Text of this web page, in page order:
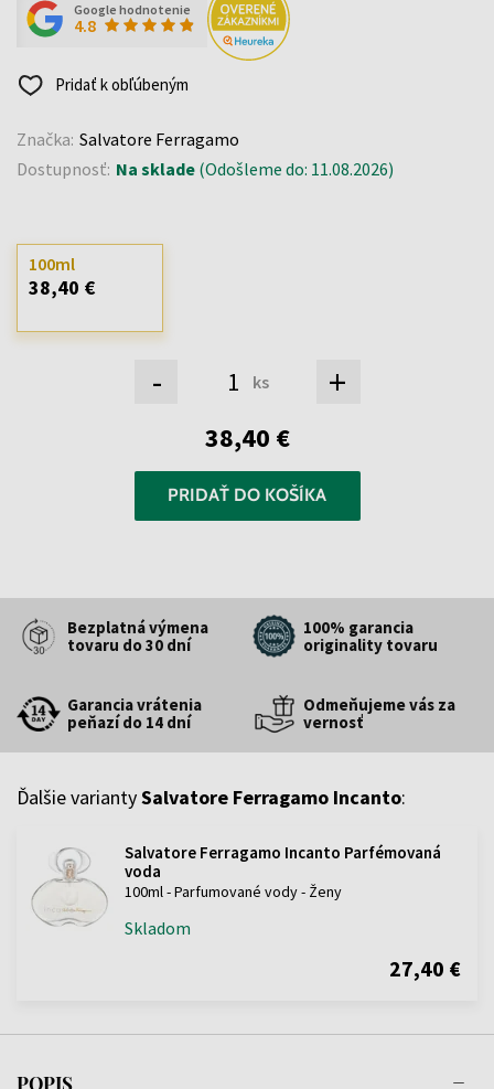
Google hodnotenie
4.8
Pridať k obľúbeným
Značka: Salvatore Ferragamo
Dostupnosť: Na sklade (Odošleme do: 11.08.2026)
- ks +
100ml
38,40 €
38,40 €
PRIDAŤ DO KOŠÍKA
Bezplatná výmena
tovaru do 30 dní
100% garancia
originality tovaru
Garancia vrátenia
peňazí do 14 dní
Odmeňujeme vás za
vernosť
Ďalšie variantySalvatore Ferragamo Incanto:
Salvatore Ferragamo Incanto Parfémovaná
voda
100ml - Parfumované vody - Ženy
Skladom
27,40 €
POPIS